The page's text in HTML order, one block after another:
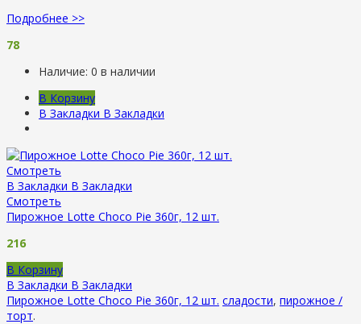
Подробнее >>
78
Наличие: 0 в наличии
В Корзину
В Закладки В Закладки
Смотреть
В Закладки В Закладки
Смотреть
Пирожное Lotte Choco Pie 360г, 12 шт.
216
В Корзину
В Закладки В Закладки
Пирожное Lotte Choco Pie 360г, 12 шт. сладости, пирожное /
торт.